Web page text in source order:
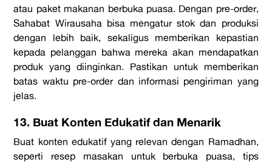
atau paket makanan berbuka puasa. Dengan pre-order,
Sahabat Wirausaha bisa mengatur stok dan produksi
dengan lebih baik, sekaligus memberikan kepastian
kepada pelanggan bahwa mereka akan mendapatkan
produk yang diinginkan. Pastikan untuk memberikan
batas waktu pre-order dan informasi pengiriman yang
jelas.
13. Buat Konten Edukatif dan Menarik
Buat konten edukatif yang relevan dengan Ramadhan,
seperti resep masakan untuk berbuka puasa, tips